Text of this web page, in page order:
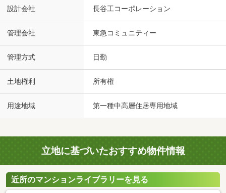
設計会社 長谷工コーポレーション
管理会社 東急コミュニティー
管理方式 日勤
土地権利 所有権
用途地域 第一種中高層住居専用地域
立地に基づいたおすすめ物件情報
近所のマンションライブラリーを見る